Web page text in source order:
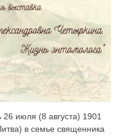
июля (8 августа) 1901
в семье священника